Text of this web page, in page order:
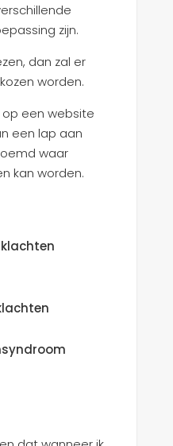
zijn.
dan zal er
worden.
op een website
een lap aan
waar
kan worden.